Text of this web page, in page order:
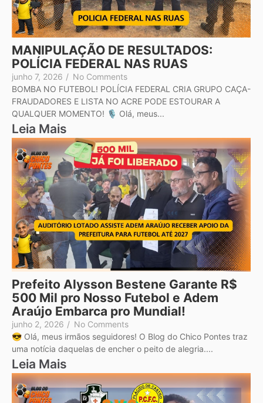
MANIPULAÇÃO DE RESULTADOS:
POLÍCIA FEDERAL NAS RUAS
junho 7, 2026 / No Comments
BOMBA NO FUTEBOL! POLÍCIA FEDERAL CRIA GRUPO CAÇA-
FRAUDADORES E LISTA NO ACRE PODE ESTOURAR A
QUALQUER MOMENTO! 🎙️ Olá, meus...
Leia Mais
Prefeito Alysson Bestene Garante R$
500 Mil pro Nosso Futebol e Adem
Araújo Embarca pro Mundial!
junho 2, 2026 / No Comments
😎 Olá, meus irmãos seguidores! O Blog do Chico Pontes traz
uma notícia daquelas de encher o peito de alegria....
Leia Mais